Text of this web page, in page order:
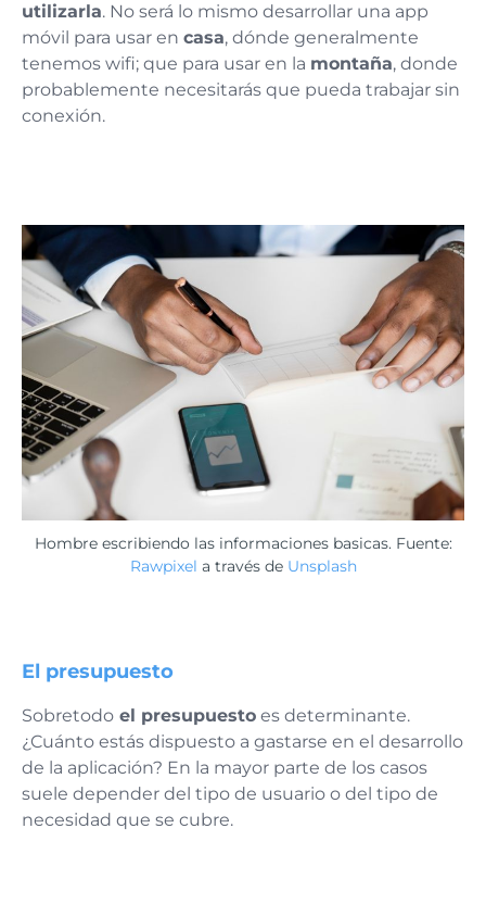
utilizarla. No será lo mismo desarrollar una app
móvil para usar en casa, dónde generalmente
tenemos wifi; que para usar en la montaña, donde
probablemente necesitarás que pueda trabajar sin
conexión.
Hombre escribiendo las informaciones basicas. Fuente:
Rawpixel a través de Unsplash
El presupuesto
Sobretodo el presupuesto es determinante.
¿Cuánto estás dispuesto a gastarse en el desarrollo
de la aplicación? En la mayor parte de los casos
suele depender del tipo de usuario o del tipo de
necesidad que se cubre.